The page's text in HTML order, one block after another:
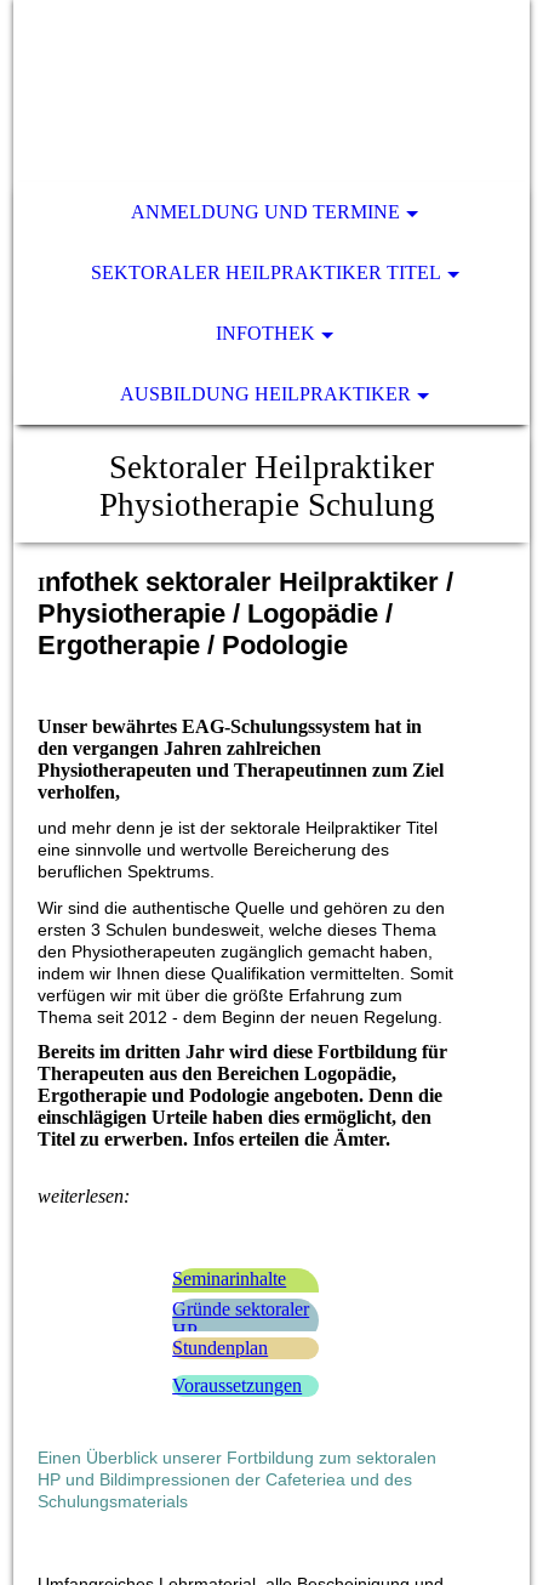
ANMELDUNG UND TERMINE
SEKTORALER HEILPRAKTIKER TITEL
INFOTHEK
AUSBILDUNG HEILPRAKTIKER
Sektoraler Heilpraktiker
Physiotherapie Schulung
Infothek sektoraler Heilpraktiker /
Physiotherapie / Logopädie /
Ergotherapie / Podologie
Unser bewährtes EAG-Schulungssystem hat in
den vergangen Jahren zahlreichen
Physiotherapeuten und Therapeutinnen zum Ziel
verholfen,
und mehr denn je ist der sektorale Heilpraktiker Titel
eine sinnvolle und wertvolle Bereicherung des
beruflichen Spektrums.
Wir sind die authentische Quelle und gehören zu den
ersten 3 Schulen bundesweit, welche dieses Thema
den Physiotherapeuten zugänglich gemacht haben,
indem wir Ihnen diese Qualifikation vermittelten. Somit
verfügen wir mit über die größte Erfahrung zum
Thema seit 2012 - dem Beginn der neuen Regelung.
Bereits im dritten Jahr wird diese Fortbildung für
Therapeuten aus den Bereichen Logopädie,
Ergotherapie und Podologie angeboten. Denn die
einschlägigen Urteile haben dies ermöglicht, den
Titel zu erwerben. Infos erteilen die Ämter.
weiterlesen:
Seminarinhalte
und Kursinfos
Gründe sektoraler
HP
Stundenplan
Voraussetzungen
Einen Überblick unserer Fortbildung zum sektoralen
HP und Bildimpressionen der Cafeteriea und des
Schulungsmaterials